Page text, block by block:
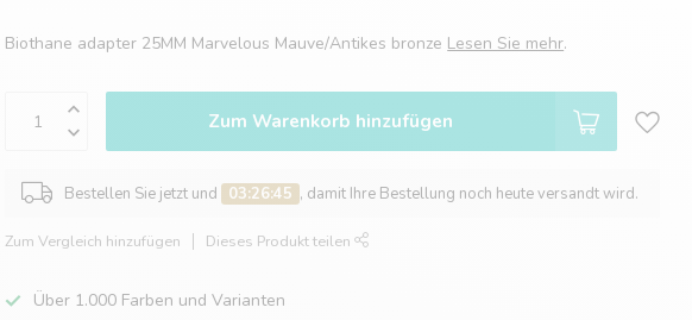
Biothane adapter 25MM Marvelous Mauve/Antikes bronze Lesen Sie mehr.
Zum Warenkorb hinzufügen
Bestellen Sie jetzt und 03:26:44 , damit Ihre Bestellung noch heute versandt wird.
Zum Vergleich hinzufügen Dieses Produkt teilen
Über 1.000 Farben und Varianten